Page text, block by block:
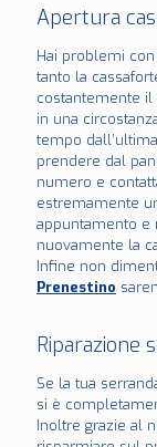
Apertura
Hai problemi con
tanto la
costantemente il
in una
tempo
prendere dal
numero e
estremamente
appuntamento e
nuovamente la
Infine non
Prenestino
Riparazione
Se la tua
si è
Inoltre grazie al